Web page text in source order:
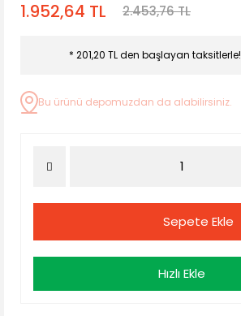
1.952,64 TL 2.453,76 TL
* 201,20 TL den başlayan taksitlerle!
Bu ürünü depomuzdan da alabilirsiniz.
Sepete Ekle
Hızlı Ekle